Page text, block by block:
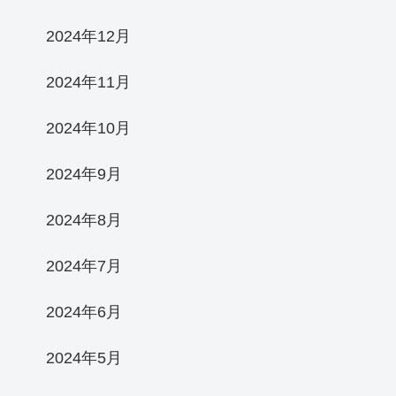
2024年12月
2024年11月
2024年10月
2024年9月
2024年8月
2024年7月
2024年6月
2024年5月